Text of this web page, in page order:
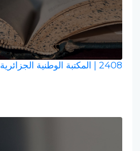
2408 | المكتبة الوطنية الجزائرية